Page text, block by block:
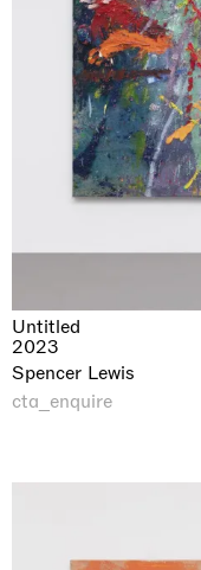
Untitled
2023
Spencer Lewis
cta_enquire